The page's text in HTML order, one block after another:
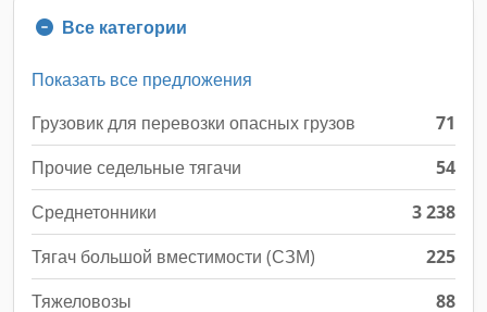
Все категории
Показать все предложения
Грузовик для перевозки опасных грузов
71
Прочие седельные тягачи
54
Среднетонники
3 238
Тягач большой вместимости (СЗМ)
225
Тяжеловозы
88